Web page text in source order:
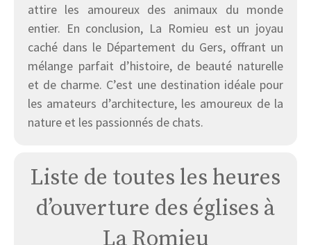
attire les amoureux des animaux du monde
entier. En conclusion, La Romieu est un joyau
caché dans le Département du Gers, offrant un
mélange parfait d’histoire, de beauté naturelle
et de charme. C’est une destination idéale pour
les amateurs d’architecture, les amoureux de la
nature et les passionnés de chats.
Liste de toutes les heures
d’ouverture des églises à
La Romieu